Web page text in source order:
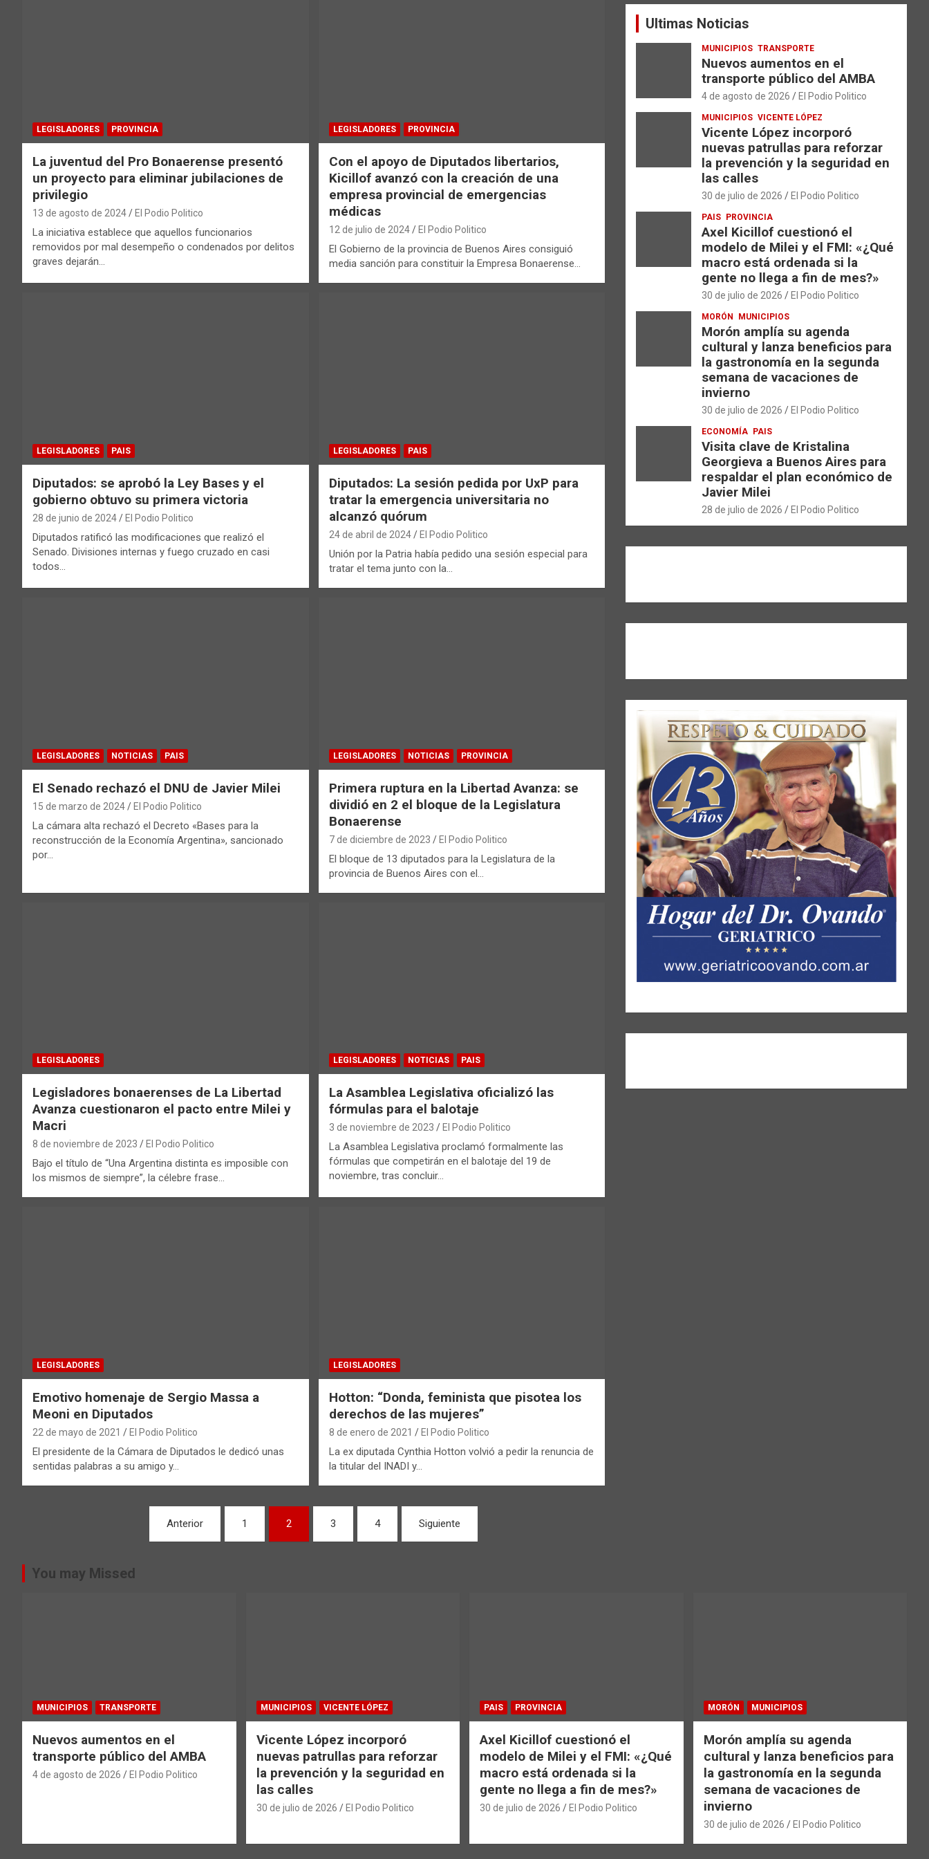
LEGISLADORES PROVINCIA
La juventud del Pro Bonaerense presentó
un proyecto para eliminar jubilaciones de
privilegio
13 de agosto de 2024 El Podio Politico
La iniciativa establece que aquellos funcionarios
removidos por mal desempeño o condenados por delitos
graves dejarán…
LEGISLADORES PROVINCIA
Con el apoyo de Diputados libertarios,
Kicillof avanzó con la creación de una
empresa provincial de emergencias
médicas
12 de julio de 2024 El Podio Politico
El Gobierno de la provincia de Buenos Aires consiguió
media sanción para constituir la Empresa Bonaerense…
LEGISLADORES PAIS
Diputados: se aprobó la Ley Bases y el
gobierno obtuvo su primera victoria
28 de junio de 2024 El Podio Politico
Diputados ratificó las modificaciones que realizó el
Senado. Divisiones internas y fuego cruzado en casi
todos…
LEGISLADORES PAIS
Diputados: La sesión pedida por UxP para
tratar la emergencia universitaria no
alcanzó quórum
24 de abril de 2024 El Podio Politico
Unión por la Patria había pedido una sesión especial para
tratar el tema junto con la…
LEGISLADORES NOTICIAS PAIS
El Senado rechazó el DNU de Javier Milei
15 de marzo de 2024 El Podio Politico
La cámara alta rechazó el Decreto «Bases para la
reconstrucción de la Economía Argentina», sancionado
por…
LEGISLADORES NOTICIAS PROVINCIA
Primera ruptura en la Libertad Avanza: se
dividió en 2 el bloque de la Legislatura
Bonaerense
7 de diciembre de 2023 El Podio Politico
El bloque de 13 diputados para la Legislatura de la
provincia de Buenos Aires con el…
LEGISLADORES
Legisladores bonaerenses de La Libertad
Avanza cuestionaron el pacto entre Milei y
Macri
8 de noviembre de 2023 El Podio Politico
Bajo el título de “Una Argentina distinta es imposible con
los mismos de siempre”, la célebre frase…
LEGISLADORES NOTICIAS PAIS
La Asamblea Legislativa oficializó las
fórmulas para el balotaje
3 de noviembre de 2023 El Podio Politico
La Asamblea Legislativa proclamó formalmente las
fórmulas que competirán en el balotaje del 19 de
noviembre, tras concluir…
LEGISLADORES
Emotivo homenaje de Sergio Massa a
Meoni en Diputados
22 de mayo de 2021 El Podio Politico
El presidente de la Cámara de Diputados le dedicó unas
sentidas palabras a su amigo y…
LEGISLADORES
Hotton: “Donda, feminista que pisotea los
derechos de las mujeres”
8 de enero de 2021 El Podio Politico
La ex diputada Cynthia Hotton volvió a pedir la renuncia de
la titular del INADI y…
entradas
Anterior 1 2 3 4 Siguiente
a
Ultimas Noticias
MUNICIPIOS TRANSPORTE
Nuevos aumentos en el
transporte público del AMBA
4 de agosto de 2026 El Podio Politico
MUNICIPIOS VICENTE LÓPEZ
Vicente López incorporó
nuevas patrullas para reforzar
la prevención y la seguridad en
las calles
30 de julio de 2026 El Podio Politico
PAIS PROVINCIA
Axel Kicillof cuestionó el
modelo de Milei y el FMI: «¿Qué
macro está ordenada si la
gente no llega a fin de mes?»
30 de julio de 2026 El Podio Politico
MORÓN MUNICIPIOS
Morón amplía su agenda
cultural y lanza beneficios para
la gastronomía en la segunda
semana de vacaciones de
invierno
30 de julio de 2026 El Podio Politico
ECONOMÍA PAIS
Visita clave de Kristalina
Georgieva a Buenos Aires para
respaldar el plan económico de
Javier Milei
28 de julio de 2026 El Podio Politico
You may Missed
MUNICIPIOS TRANSPORTE
Nuevos aumentos en el
transporte público del AMBA
4 de agosto de 2026 El Podio Politico
MUNICIPIOS VICENTE LÓPEZ
Vicente López incorporó
nuevas patrullas para reforzar
la prevención y la seguridad en
las calles
30 de julio de 2026 El Podio Politico
PAIS PROVINCIA
Axel Kicillof cuestionó el
modelo de Milei y el FMI: «¿Qué
macro está ordenada si la
gente no llega a fin de mes?»
30 de julio de 2026 El Podio Politico
MORÓN MUNICIPIOS
Morón amplía su agenda
cultural y lanza beneficios para
la gastronomía en la segunda
semana de vacaciones de
invierno
30 de julio de 2026 El Podio Politico